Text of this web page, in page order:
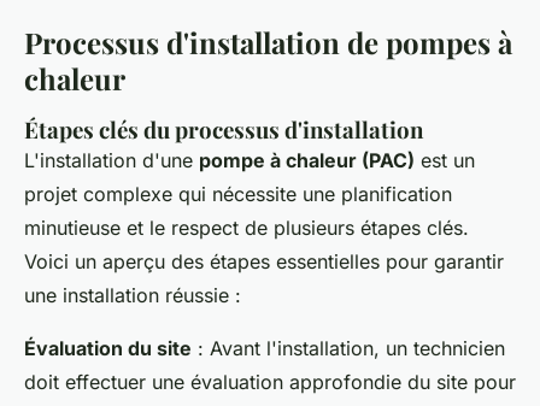
Processus d'installation de pompes à
chaleur
Étapes clés du processus d'installation
L'installation d'une pompe à chaleur (PAC) est un
projet complexe qui nécessite une planification
minutieuse et le respect de plusieurs étapes clés.
Voici un aperçu des étapes essentielles pour garantir
une installation réussie :
Évaluation du site : Avant l'installation, un technicien
doit effectuer une évaluation approfondie du site pour